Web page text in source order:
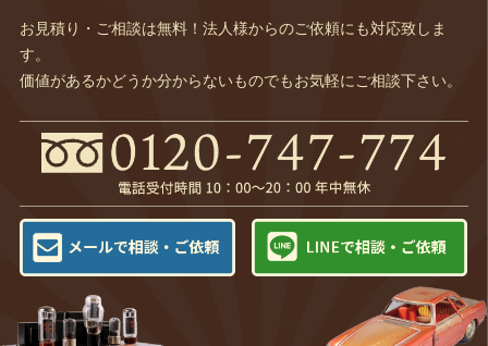
お見積り・ご相談は無料！法人様からのご依頼にも対応致しま
す。
価値があるかどうか分からないものでもお気軽にご相談下さい。